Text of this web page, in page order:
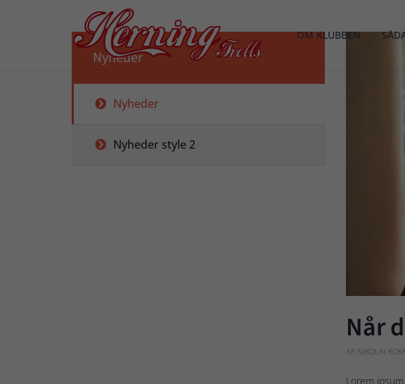
OM KLUBBEN
Nyheder
Nyheder
Nyheder style 2
Når
AF NIKOLAI
Lorem